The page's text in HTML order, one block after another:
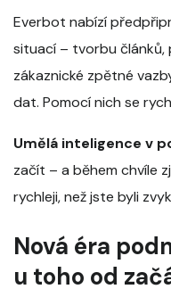
Everbot nabízí
situací – tvorbu článků,
zákaznické zpětné
dat. Pomocí nich se
Umělá inteligence v
začít – a během chvíle
rychleji, než jste byli
Nová éra
u toho od